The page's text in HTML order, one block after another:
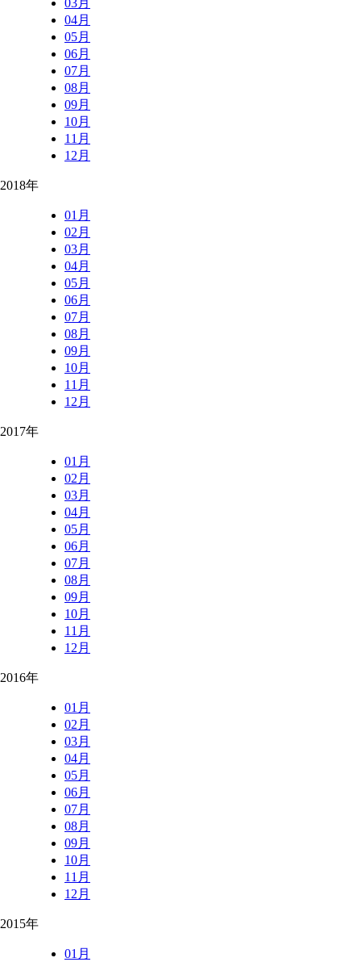
04月
05月
06月
07月
08月
09月
10月
11月
12月
2018年
01月
02月
03月
04月
05月
06月
07月
08月
09月
10月
11月
12月
2017年
01月
02月
03月
04月
05月
06月
07月
08月
09月
10月
11月
12月
2016年
01月
02月
03月
04月
05月
06月
07月
08月
09月
10月
11月
12月
2015年
01月